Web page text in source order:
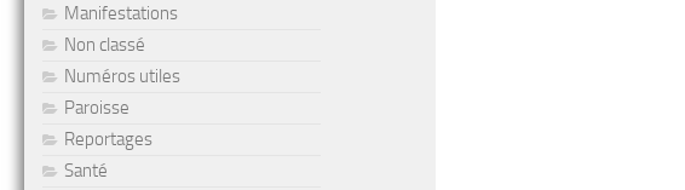
Manifestations
Non classé
Numéros utiles
Paroisse
Reportages
Santé